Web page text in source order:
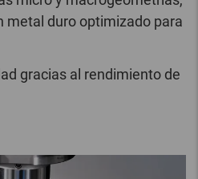
metal duro optimizado para
gracias al rendimiento de